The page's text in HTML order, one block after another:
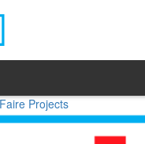
Faire Projects